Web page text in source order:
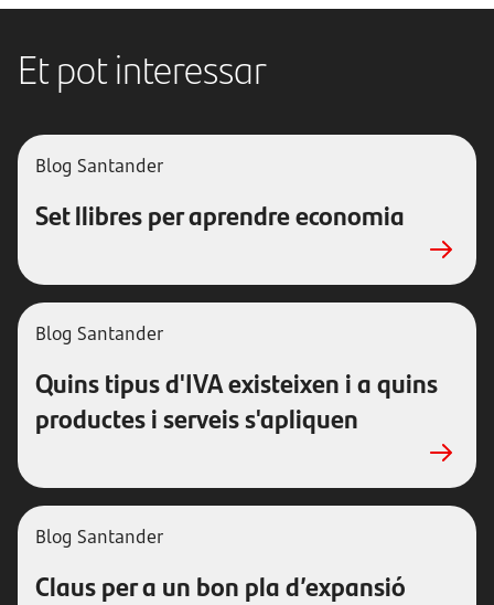
Et pot interessar
Blog Santander
Set llibres per aprendre economia
Blog Santander
Quins tipus d'IVA existeixen i a quins
productes i serveis s'apliquen
Blog Santander
Claus per a un bon pla d’expansió